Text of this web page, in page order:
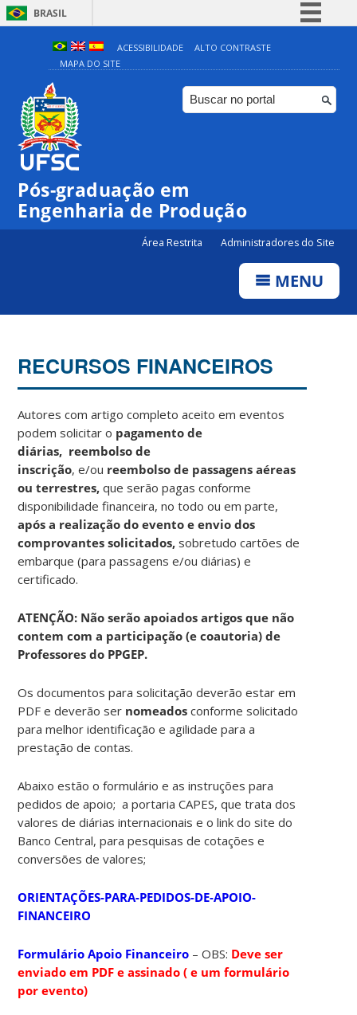
BRASIL
Simplifique!
Comunica BR
Participe
ACESSIBILIDADE
ALTO CONTRASTE
MAPA DO SITE
Pós-graduação em
Engenharia de Produção
Área Restrita Administradores do Site
MENU
RECURSOS FINANCEIROS
Autores com artigo completo aceito em eventos
podem solicitar o pagamento de
diárias, reembolso de
inscrição, e/ou reembolso de passagens aéreas
ou terrestres, que serão pagas conforme
disponibilidade financeira, no todo ou em parte,
após a realização do evento e envio dos
comprovantes solicitados, sobretudo cartões de
embarque (para passagens e/ou diárias) e
certificado.
ATENÇÃO: Não serão apoiados artigos que não
contem com a participação (e coautoria) de
Professores do PPGEP.
Os documentos para solicitação deverão estar em
PDF e deverão ser nomeados conforme solicitado
para melhor identificação e agilidade para a
prestação de contas.
Abaixo estão o formulário e as instruções para
pedidos de apoio; a portaria CAPES, que trata dos
valores de diárias internacionais e o link do site do
Banco Central, para pesquisas de cotações e
conversões de valores;
ORIENTAÇÕES-PARA-PEDIDOS-DE-APOIO-
FINANCEIRO
Formulário Apoio Financeiro – OBS: Deve ser
enviado em PDF e assinado ( e um formulário
por evento)